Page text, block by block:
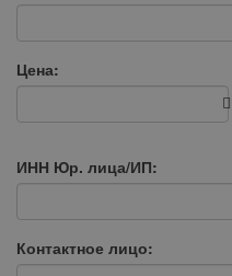
Цена:
ИНН Юр. лица/ИП:
Контактное лицо: